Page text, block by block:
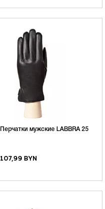
Перчатки мужские LABBRA 25
107,99 BYN